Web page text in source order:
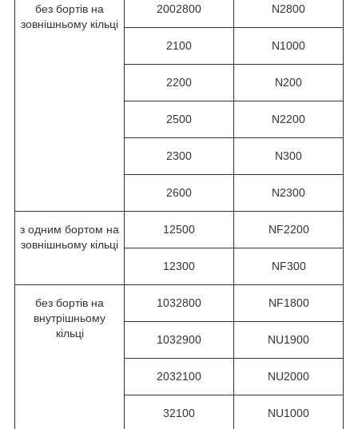
без бортів на
зовнішньому кільці
2002800 N2800
2100 N1000
2200 N200
2500 N2200
2300 N300
2600 N2300
з одним бортом на
зовнішньому кільці
12500 NF2200
12300 NF300
без бортів на
внутрішньому
кільці
1032800 NF1800
1032900 NU1900
2032100 NU2000
32100 NU1000